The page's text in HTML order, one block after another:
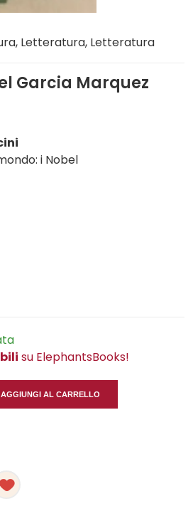
, Letteratura, Letteratura
Garcia Marquez
i Nobel
su ElephantsBooks!
AGGIUNGI AL CARRELLO